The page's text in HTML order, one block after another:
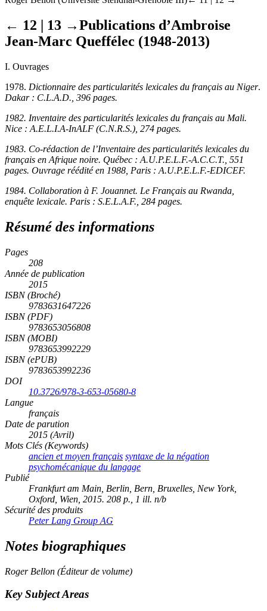
← 12 | 13 →Publications d’Ambroise
Jean-Marc Queffélec (1948-2013)
I. Ouvrages
1978. Dictionnaire des particularités lexicales du français au Niger.
Dakar : C.L.A.D., 396 pages.
1982. Inventaire des particularités lexicales du français au Mali.
Nice : A.E.L.I.A-InALF (C.N.R.S.), 274 pages.
1983. Co-rédaction de l’Inventaire des particularités lexicales du
français en Afrique noire. Québec : A.U.P.E.L.F.-A.C.C.T., 551
pages. Ouvrage réédité en 1988, Paris : A.U.P.E.L.F.-EDICEF.
1984. Collaboration à F. Jouannet. Le Français au Rwanda,
enquête lexicale. Paris : S.E.L.A.F., 284 pages.
Résumé des informations
Pages
208
Année de publication
2015
ISBN (Broché)
9783631647226
ISBN (PDF)
9783653056808
ISBN (MOBI)
9783653992229
ISBN (ePUB)
9783653992236
DOI
10.3726/978-3-653-05680-8
Langue
français
Date de parution
2015 (Avril)
Mots Clés (Keywords)
ancien et moyen français syntaxe de la négation
psychomécanique du langage
Publié
Frankfurt am Main, Berlin, Bern, Bruxelles, New York,
Oxford, Wien, 2015. 208 p., 1 ill. n/b
Sécurité des produits
Peter Lang Group AG
Notes biographiques
Roger Bellon (Éditeur de volume)
Key Subject Areas